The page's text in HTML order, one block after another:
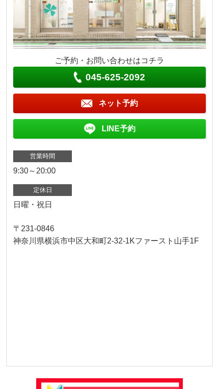
ご予約・お問い合わせはコチラ
045-625-2092
ネット予約
LINE予約
営業時間
9:30～20:00
定休日
日曜・祝日
〒231-0846
神奈川県横浜市中区大和町2-32-1Kファースト山手1F